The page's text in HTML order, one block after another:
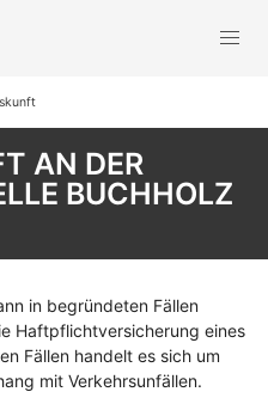
AN DER
BUCHHOLZ
in begründeten Fällen
Haftpflichtversicherung eines
Fällen handelt es sich um
mit Verkehrsunfällen.